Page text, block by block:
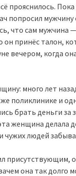
прояснилось.
попросил мужчину
что сам мужчина
принёс талон,
вечером, когда
много лет
поликлинике и
брать деньги за
женщина делала
чужих людей
присутствующим,
она так долго